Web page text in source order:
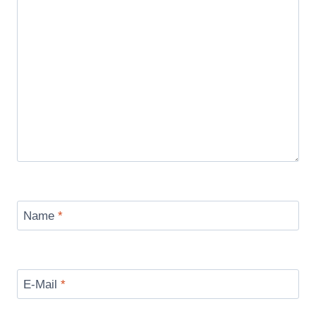
Name *
E-Mail *